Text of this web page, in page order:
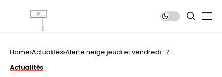
Home Actualités Alerte neige jeudi et vendredi : 7
Actualités